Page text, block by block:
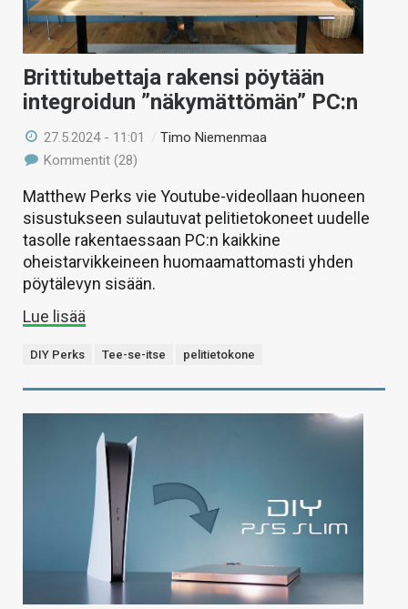
Brittitubettaja rakensi pöytään
integroidun ”näkymättömän” PC:n
27.5.2024 - 11:01 /Timo Niemenmaa
Kommentit (28)
Matthew Perks vie Youtube-videollaan huoneen
sisustukseen sulautuvat pelitietokoneet uudelle
tasolle rakentaessaan PC:n kaikkine
oheistarvikkeineen huomaamattomasti yhden
pöytälevyn sisään.
Lue lisää
DIY Perks Tee-se-itse pelitietokone